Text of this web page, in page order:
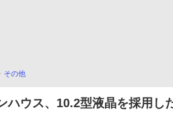
その他
ハウス、10.2型液晶を採用し